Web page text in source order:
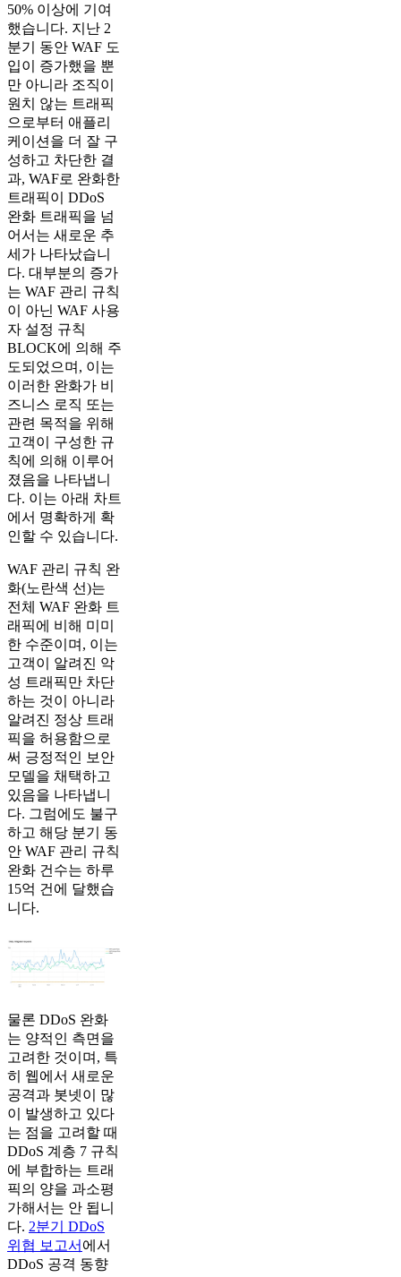
50% 이상에 기여
했습니다. 지난 2
분기 동안 WAF 도
입이 증가했을 뿐
만 아니라 조직이
원치 않는 트래픽
으로부터 애플리
케이션을 더 잘 구
성하고 차단한 결
과, WAF로 완화한
트래픽이 DDoS
완화 트래픽을 넘
어서는 새로운 추
세가 나타났습니
다. 대부분의 증가
는 WAF 관리 규칙
이 아닌 WAF 사용
자 설정 규칙
BLOCK에 의해 주
도되었으며, 이는
이러한 완화가 비
즈니스 로직 또는
관련 목적을 위해
고객이 구성한 규
칙에 의해 이루어
졌음을 나타냅니
다. 이는 아래 차트
에서 명확하게 확
인할 수 있습니다.
WAF 관리 규칙 완
화(노란색 선)는
전체 WAF 완화 트
래픽에 비해 미미
한 수준이며, 이는
고객이 알려진 악
성 트래픽만 차단
하는 것이 아니라
알려진 정상 트래
픽을 허용함으로
써 긍정적인 보안
모델을 채택하고
있음을 나타냅니
다. 그럼에도 불구
하고 해당 분기 동
안 WAF 관리 규칙
완화 건수는 하루
15억 건에 달했습
니다.
물론 DDoS 완화
는 양적인 측면을
고려한 것이며, 특
히 웹에서 새로운
공격과 봇넷이 많
이 발생하고 있다
는 점을 고려할 때
DDoS 계층 7 규칙
에 부합하는 트래
픽의 양을 과소평
가해서는 안 됩니
다. 2분기 DDoS
위협 보고서 에서
DDoS 공격 동향